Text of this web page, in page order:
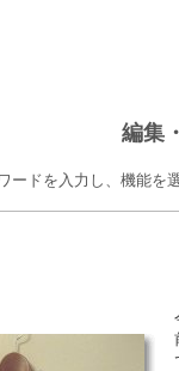
編集
ードを入力し、機能を